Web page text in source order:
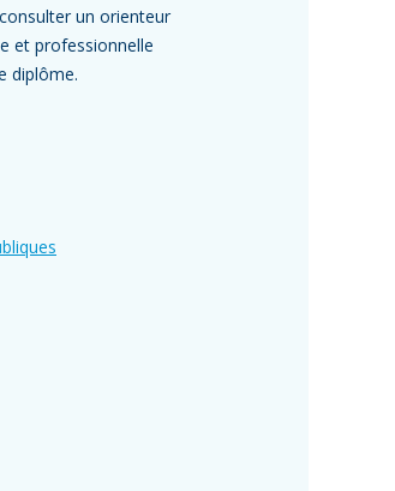
un orienteur
et professionnelle
diplôme.